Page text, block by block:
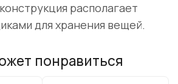
располагает
для хранения вещей.
понравиться